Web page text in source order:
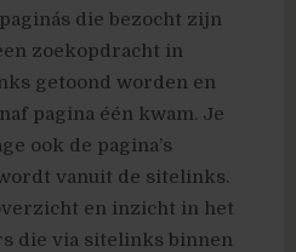
die bezocht zijn
zoekopdracht in
getoond worden en
pagina één kwam. Je
ook de pagina’s
vanuit de sitelinks.
en inzicht in het
die via sitelinks binnen